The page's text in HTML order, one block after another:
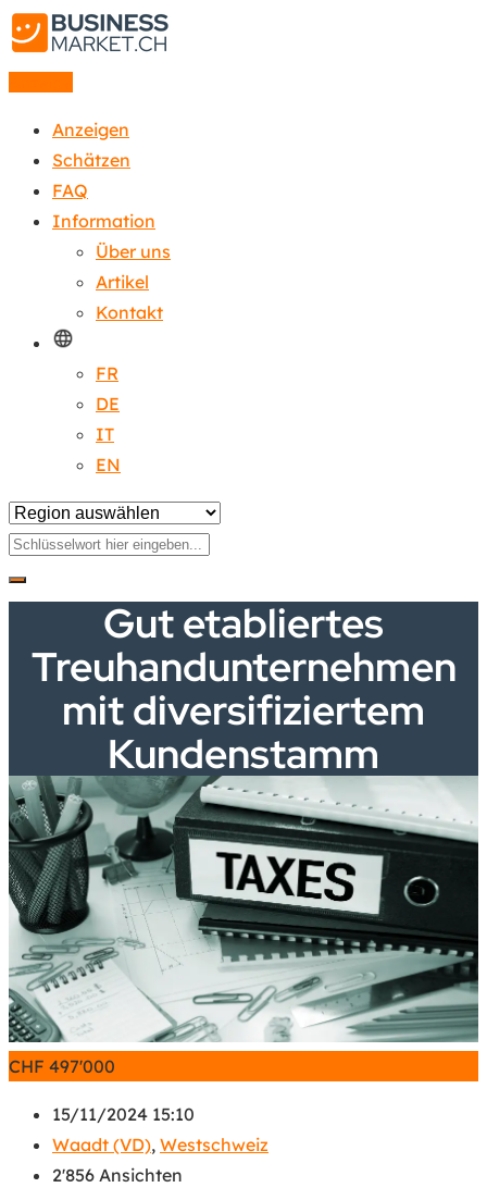
Anzeigen
Schätzen
FAQ
Information
Über uns
Artikel
Kontakt
FR
DE
IT
EN
Gut etabliertes
Treuhandunternehmen
mit diversifiziertem
Kundenstamm
CHF 497'000
15/11/2024 15:10
Waadt (VD), Westschweiz
2'856 Ansichten